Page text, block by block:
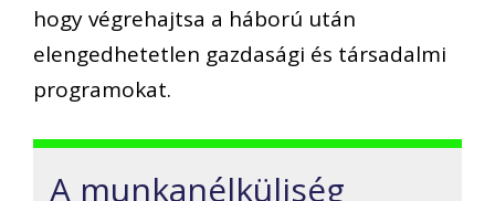
hogy végrehajtsa a háború után
elengedhetetlen gazdasági és társadalmi
programokat.
A munkanélküliség